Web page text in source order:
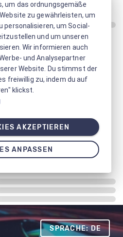
SPRACHE: DE
um das ordnungsgemäße
zu gewährleisten, um
personalisieren, um Social-
und um unseren
Wir informieren auch
und Analysepartner
Website. Du stimmst der
freiwillig zu, indem du auf
klickst.
AKZEPTIEREN
ANPASSEN